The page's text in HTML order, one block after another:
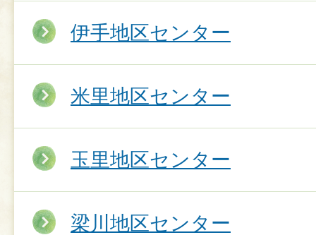
伊手地区センター
米里地区センター
玉里地区センター
梁川地区センター